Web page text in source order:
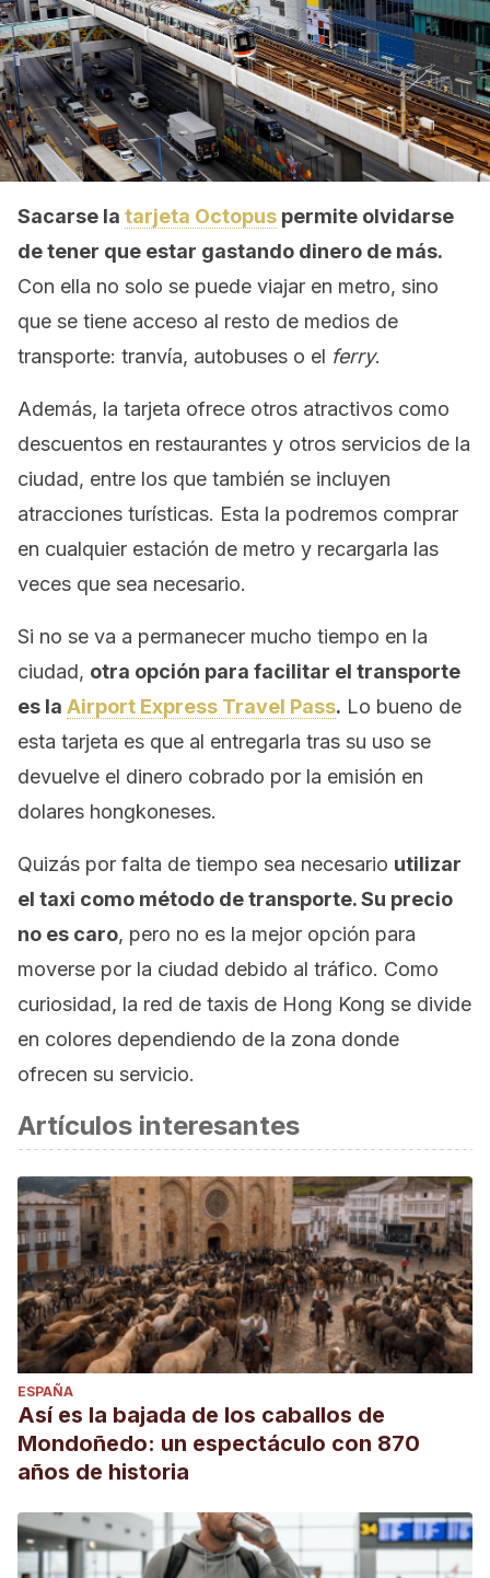
Sacarse la tarjeta Octopus permite olvidarse
de tener que estar gastando dinero de más.
Con ella no solo se puede viajar en metro, sino
que se tiene acceso al resto de medios de
transporte: tranvía, autobuses o el ferry.
Además, la tarjeta ofrece otros atractivos como
descuentos en restaurantes y otros servicios de la
ciudad, entre los que también se incluyen
atracciones turísticas. Esta la podremos comprar
en cualquier estación de metro y recargarla las
veces que sea necesario.
Si no se va a permanecer mucho tiempo en la
ciudad, otra opción para facilitar el transporte
es la Airport Express Travel Pass. Lo bueno de
esta tarjeta es que al entregarla tras su uso se
devuelve el dinero cobrado por la emisión en
dolares hongkoneses.
Quizás por falta de tiempo sea necesario utilizar
el taxi como método de transporte. Su precio
no es caro, pero no es la mejor opción para
moverse por la ciudad debido al tráfico. Como
curiosidad, la red de taxis de Hong Kong se divide
en colores dependiendo de la zona donde
ofrecen su servicio.
Artículos interesantes
ESPAÑA
Así es la bajada de los caballos de
Mondoñedo: un espectáculo con 870
años de historia